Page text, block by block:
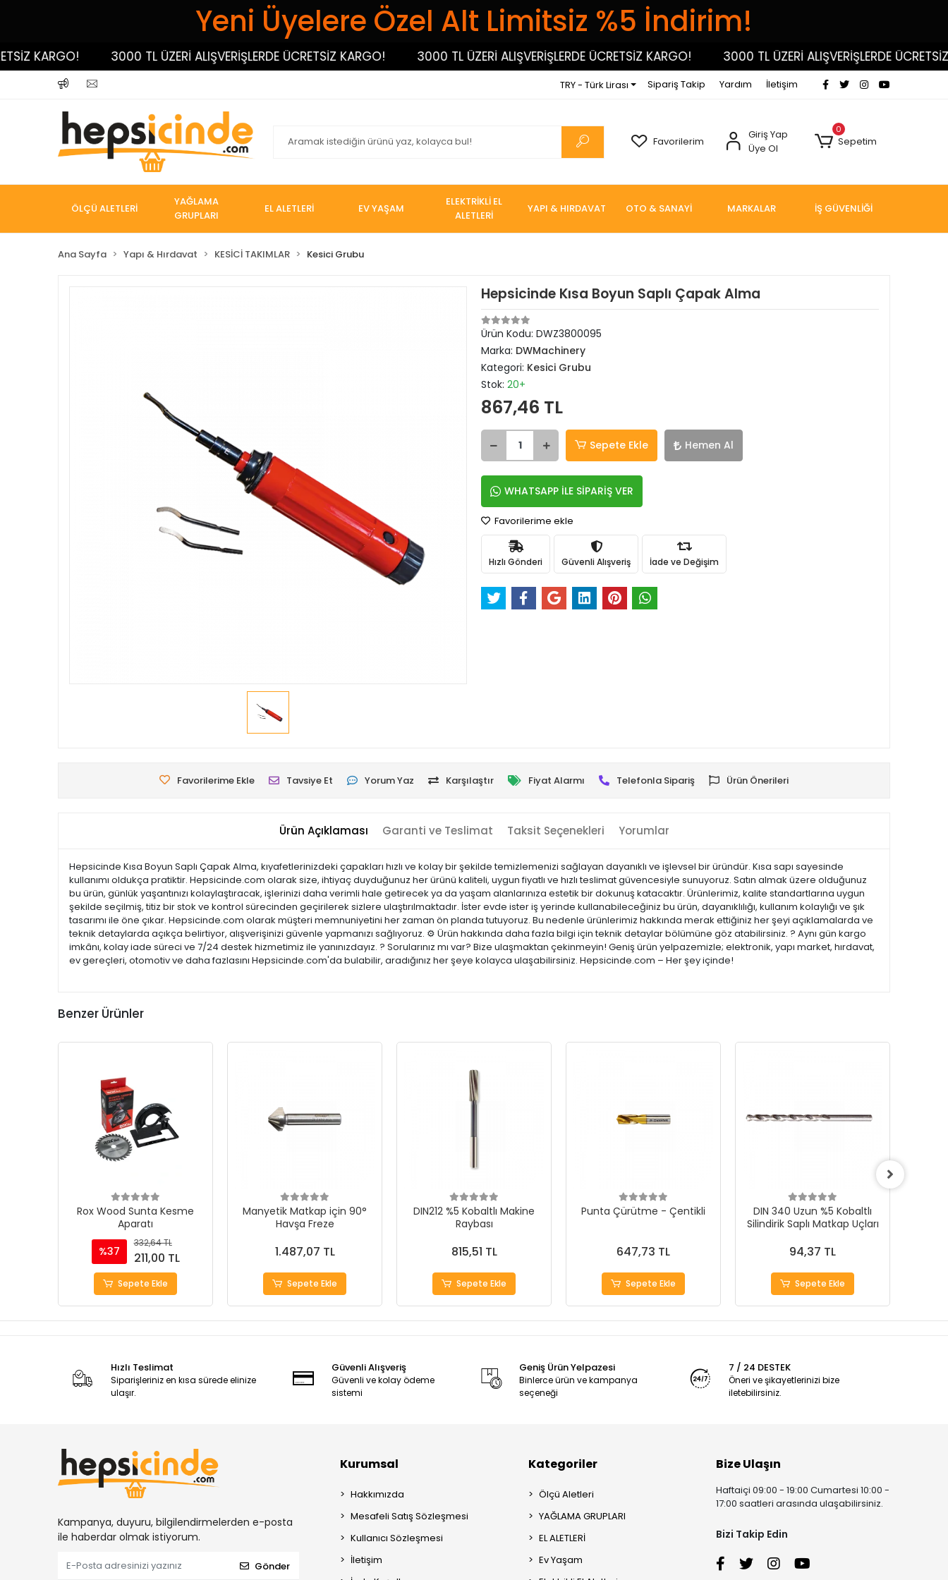
Yeni Üyelere Özel Alt Limitsiz %5 İndirim!
KARGO! 3000 TL ÜZERİ ALIŞVERİŞLERDE ÜCRETSİZ KARGO! 3000 TL ÜZERİ ALIŞVERİŞLERDE ÜCRETSİZ KARGO! 3000 TL ÜZERİ ALIŞVERİŞLERDE ÜCRETSİZ
TRY - Türk Lirası Sipariş Takip Yardım İletişim
Favorilerim
Giriş Yap
Üye Ol
0
Sepetim
ÖLÇÜ ALETLERİ
YAĞLAMA
GRUPLARI
EL ALETLERİ EV YAŞAM
ELEKTRİKLİ EL
ALETLERİ
YAPI & HIRDAVAT OTO & SANAYİ MARKALAR İŞ GÜVENLİĞİ
Ana Sayfa Yapı & Hırdavat KESİCİ TAKIMLAR Kesici Grubu
Hepsicinde Kısa Boyun Saplı Çapak Alma
Ürün Kodu: DWZ3800095
Marka: DWMachinery
Kategori: Kesici Grubu
Stok: 20+
867,46 TL
Sepete Ekle Hemen Al
WHATSAPP İLE SİPARİŞ VER
Favorilerime ekle
Hızlı Gönderi Güvenli Alışveriş İade ve Değişim
Favorilerime Ekle Tavsiye Et Yorum Yaz Karşılaştır Fiyat Alarmı Telefonla Sipariş Ürün Önerileri
Ürün Açıklaması Garanti ve Teslimat Taksit Seçenekleri Yorumlar
Hepsicinde Kısa Boyun Saplı Çapak Alma, kıyafetlerinizdeki çapakları hızlı ve kolay bir şekilde temizlemenizi sağlayan dayanıklı ve işlevsel bir üründür. Kısa sapı sayesinde
kullanımı oldukça pratiktir. Hepsicinde.com olarak size, ihtiyaç duyduğunuz her ürünü kaliteli, uygun fiyatlı ve hızlı teslimat güvencesiyle sunuyoruz. Satın almak üzere olduğunuz
bu ürün, günlük yaşantınızı kolaylaştıracak, işlerinizi daha verimli hale getirecek ya da yaşam alanlarınıza estetik bir dokunuş katacaktır. Ürünlerimiz, kalite standartlarına uygun
şekilde seçilmiş, titiz bir stok ve kontrol sürecinden geçirilerek sizlere ulaştırılmaktadır. İster evde ister iş yerinde kullanabileceğiniz bu ürün, dayanıklılığı, kullanım kolaylığı ve şık
tasarımı ile öne çıkar. Hepsicinde.com olarak müşteri memnuniyetini her zaman ön planda tutuyoruz. Bu nedenle ürünlerimiz hakkında merak ettiğiniz her şeyi açıklamalarda ve
teknik detaylarda açıkça belirtiyor, alışverişinizi güvenle yapmanızı sağlıyoruz. ⚙️ Ürün hakkında daha fazla bilgi için teknik detaylar bölümüne göz atabilirsiniz. ? Aynı gün kargo
imkânı, kolay iade süreci ve 7/24 destek hizmetimiz ile yanınızdayız. ? Sorularınız mı var? Bize ulaşmaktan çekinmeyin! Geniş ürün yelpazemizle; elektronik, yapı market, hırdavat,
ev gereçleri, otomotiv ve daha fazlasını Hepsicinde.com'da bulabilir, aradığınız her şeye kolayca ulaşabilirsiniz. Hepsicinde.com – Her şey içinde!
Benzer Ürünler
Rox Wood Sunta Kesme
Aparatı
%37
332,64 TL
211,00 TL
Sepete Ekle
Manyetik Matkap için 90°
Havşa Freze
1.487,07 TL
Sepete Ekle
DIN212 %5 Kobaltlı Makine
Raybası
815,51 TL
Sepete Ekle
Punta Çürütme - Çentikli
647,73 TL
Sepete Ekle
DIN 340 Uzun %5 Kobaltlı
Silindirik Saplı Matkap Uçları
94,37 TL
Sepete Ekle
Hızlı Teslimat
Siparişleriniz en kısa sürede elinize
ulaşır.
Güvenli Alışveriş
Güvenli ve kolay ödeme
sistemi
Geniş Ürün Yelpazesi
Binlerce ürün ve kampanya
seçeneği
7 / 24 DESTEK
Öneri ve şikayetlerinizi bize
iletebilirsiniz.
Kampanya, duyuru, bilgilendirmelerden e-posta
ile haberdar olmak istiyorum.
Gönder
Kurumsal
Hakkımızda
Mesafeli Satış Sözleşmesi
Kullanıcı Sözleşmesi
İletişim
Kategoriler
Ölçü Aletleri
YAĞLAMA GRUPLARI
EL ALETLERİ
Ev Yaşam
Bize Ulaşın
Haftaiçi 09:00 - 19:00 Cumartesi 10:00 -
17:00 saatleri arasında ulaşabilirsiniz.
Bizi Takip Edin